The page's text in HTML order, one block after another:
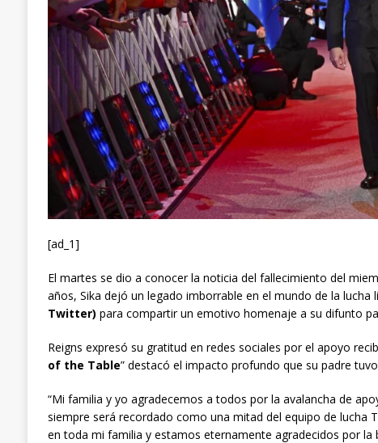
[ad_1]
El martes se dio a conocer la noticia del fallecimiento del
años, Sika dejó un legado imborrable en el mundo de la lucha
Twitter) para compartir un emotivo homenaje a su difunto
Reigns expresó su gratitud en redes sociales por el apoyo
of the Table” destacó el impacto profundo que su padre
“Mi familia y yo agradecemos a todos por la avalancha de
siempre será recordado como una mitad del equipo de lucha
en toda mi familia y estamos eternamente agradecidos por